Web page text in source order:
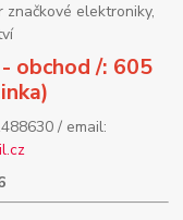
elektroniky,
obchod /: 605
/ email: